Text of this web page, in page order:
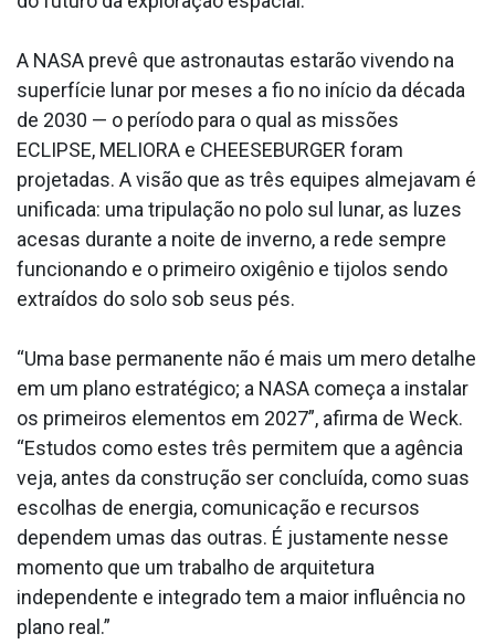
A NASA prevê que astronautas estarão vivendo na
superfície lunar por meses a fio no início da década
de 2030 — o período para o qual as missões
ECLIPSE, MELIORA e CHEESEBURGER foram
projetadas. A visão que as três equipes almejavam é
unificada: uma tripulação no polo sul lunar, as luzes
acesas durante a noite de inverno, a rede sempre
funcionando e o primeiro oxigênio e tijolos sendo
extraídos do solo sob seus pés.
“Uma base permanente não é mais um mero detalhe
em um plano estratégico; a NASA começa a instalar
os primeiros elementos em 2027”, afirma de Weck.
“Estudos como estes três permitem que a agência
veja, antes da construção ser concluída, como suas
escolhas de energia, comunicação e recursos
dependem umas das outras. É justamente nesse
momento que um trabalho de arquitetura
independente e integrado tem a maior influência no
plano real.”